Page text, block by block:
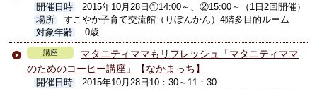
開催日時
2015年10月28日①14:00～、②15:00～（1日2回開催）
場所
すこやか子育て交流館（りぼんかん）4階多目的ルーム
対象年齢
0歳
講座
マタニティママもリフレッシュ「マタニティママ
のためのコーヒー講座」【なかまっち】
開催日時
2015年10月28日10：30～11：30